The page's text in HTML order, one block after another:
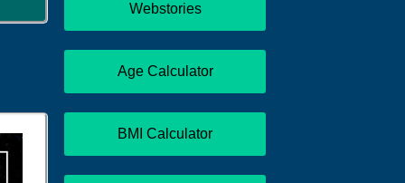
Webstories
Age Calculator
BMI Calculator